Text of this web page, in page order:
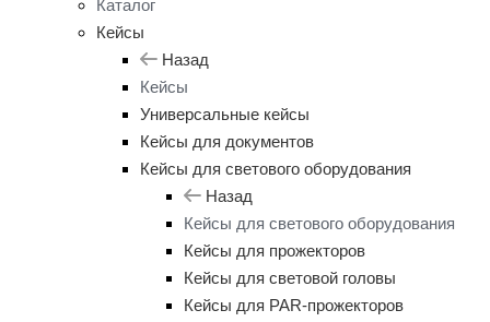
Каталог
Кейсы
Назад
Кейсы
Универсальные кейсы
Кейсы для документов
Кейсы для светового оборудования
Назад
Кейсы для светового оборудования
Кейсы для прожекторов
Кейсы для световой головы
Кейсы для PAR-прожекторов